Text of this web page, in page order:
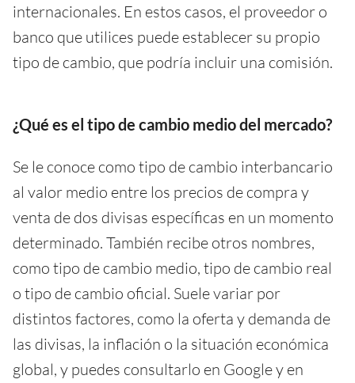
internacionales. En estos casos, el proveedor o
banco que utilices puede establecer su propio
tipo de cambio, que podría incluir una comisión.
¿Qué es el tipo de cambio medio del mercado?
Se le conoce como tipo de cambio interbancario
al valor medio entre los precios de compra y
venta de dos divisas específicas en un momento
determinado. También recibe otros nombres,
como tipo de cambio medio, tipo de cambio real
o tipo de cambio oficial. Suele variar por
distintos factores, como la oferta y demanda de
las divisas, la inflación o la situación económica
global, y puedes consultarlo en Google y en